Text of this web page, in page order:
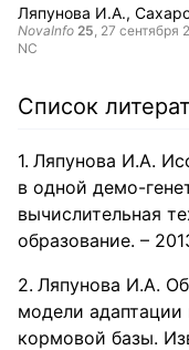
Ляпунова И.А.
NovaInfo 25, 27 сентября
NC
Список
Ляпунова И.А.
в одной демо-
вычислительная
образование. –
Ляпунова И.А.
модели
кормовой базы.